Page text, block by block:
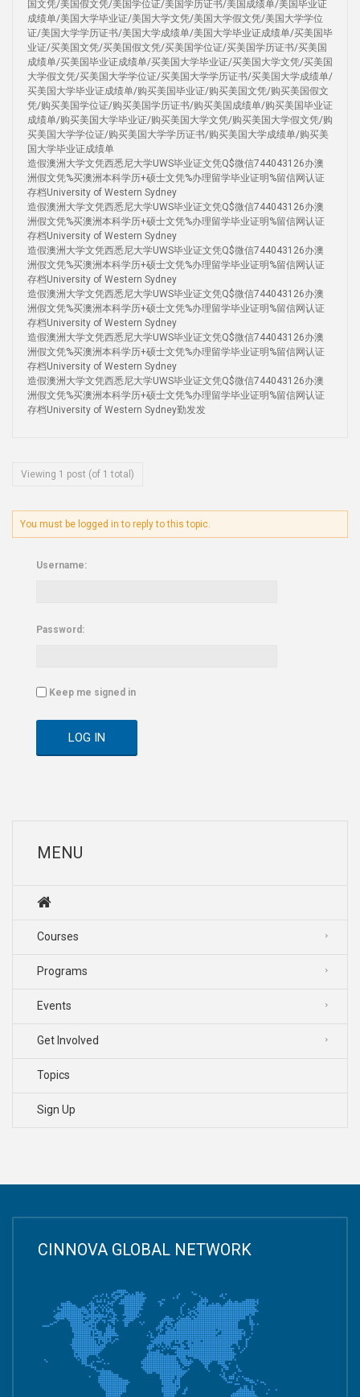
国文凭/美国假文凭/美国学位证/美国学历证书/美国成绩单/美国毕业证
成绩单/美国大学毕业证/美国大学文凭/美国大学假文凭/美国大学学位
证/美国大学学历证书/美国大学成绩单/美国大学毕业证成绩单/买美国毕
业证/买美国文凭/买美国假文凭/买美国学位证/买美国学历证书/买美国
成绩单/买美国毕业证成绩单/买美国大学毕业证/买美国大学文凭/买美国
大学假文凭/买美国大学学位证/买美国大学学历证书/买美国大学成绩单/
买美国大学毕业证成绩单/购买美国毕业证/购买美国文凭/购买美国假文
凭/购买美国学位证/购买美国学历证书/购买美国成绩单/购买美国毕业证
成绩单/购买美国大学毕业证/购买美国大学文凭/购买美国大学假文凭/购
买美国大学学位证/购买美国大学学历证书/购买美国大学成绩单/购买美
国大学毕业证成绩单
造假澳洲大学文凭西悉尼大学UWS毕业证文凭Q$微信744043126办澳
洲假文凭%买澳洲本科学历+硕士文凭%办理留学毕业证明%留信网认证
存档University of Western Sydney
造假澳洲大学文凭西悉尼大学UWS毕业证文凭Q$微信744043126办澳
洲假文凭%买澳洲本科学历+硕士文凭%办理留学毕业证明%留信网认证
存档University of Western Sydney
造假澳洲大学文凭西悉尼大学UWS毕业证文凭Q$微信744043126办澳
洲假文凭%买澳洲本科学历+硕士文凭%办理留学毕业证明%留信网认证
存档University of Western Sydney
造假澳洲大学文凭西悉尼大学UWS毕业证文凭Q$微信744043126办澳
洲假文凭%买澳洲本科学历+硕士文凭%办理留学毕业证明%留信网认证
存档University of Western Sydney
造假澳洲大学文凭西悉尼大学UWS毕业证文凭Q$微信744043126办澳
洲假文凭%买澳洲本科学历+硕士文凭%办理留学毕业证明%留信网认证
存档University of Western Sydney
造假澳洲大学文凭西悉尼大学UWS毕业证文凭Q$微信744043126办澳
洲假文凭%买澳洲本科学历+硕士文凭%办理留学毕业证明%留信网认证
存档University of Western Sydney勤发发
Viewing 1 post (of 1 total)
You must be logged in to reply to this topic.
Username:
Password:
Keep me signed in
LOG IN
MENU
Courses
Programs
Events
Get Involved
Topics
Sign Up
CINNOVA GLOBAL NETWORK